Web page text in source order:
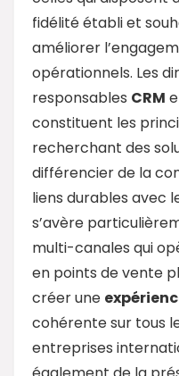
fidélité établi et
améliorer
opérationnels. Les
responsables CRM
constituent les
recherchant des
différencier de la
liens durables avec
s’avère
multi-canales qui
en points de vente
créer une
cohérente sur tous
entreprises